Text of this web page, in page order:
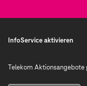
InfoService aktivieren
Telekom